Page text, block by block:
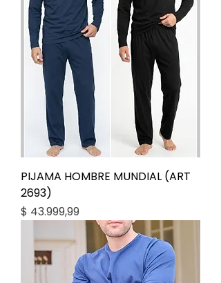
PIJAMA HOMBRE MUNDIAL (ART
2693)
Precio
$ 43.999,99